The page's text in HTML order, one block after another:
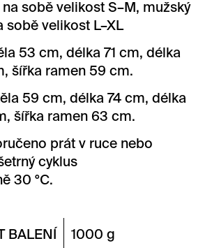
sobě velikost S–M, mužský
sobě velikost L–XL
53 cm, délka 71 cm, délka
šířka ramen 59 cm.
59 cm, délka 74 cm, délka
šířka ramen 63 cm.
prát v ruce nebo
cyklus
30 °C.
BALENÍ 1000 g